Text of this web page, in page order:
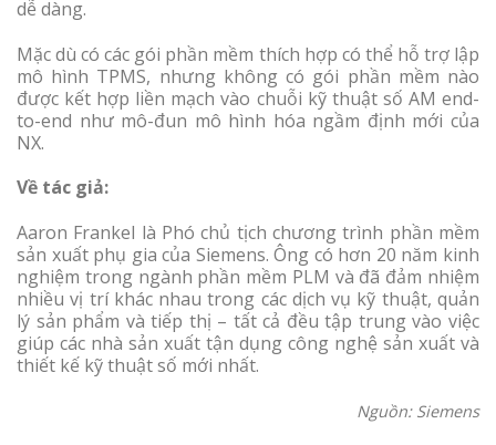
dễ dàng.
Mặc dù có các gói phần mềm thích hợp có thể hỗ trợ lập
mô hình TPMS, nhưng không có gói phần mềm nào
được kết hợp liền mạch vào chuỗi kỹ thuật số AM end-
to-end như mô-đun mô hình hóa ngầm định mới của
NX.
Về tác giả:
Aaron Frankel là Phó chủ tịch chương trình phần mềm
sản xuất phụ gia của Siemens. Ông có hơn 20 năm kinh
nghiệm trong ngành phần mềm PLM và đã đảm nhiệm
nhiều vị trí khác nhau trong các dịch vụ kỹ thuật, quản
lý sản phẩm và tiếp thị – tất cả đều tập trung vào việc
giúp các nhà sản xuất tận dụng công nghệ sản xuất và
thiết kế kỹ thuật số mới nhất.
Nguồn: Siemens